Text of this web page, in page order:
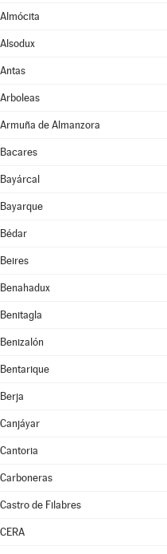
Almócita
Alsodux
Antas
Arboleas
Armuña de Almanzora
Bacares
Bayárcal
Bayarque
Bédar
Beires
Benahadux
Benitagla
Benizalón
Bentarique
Berja
Canjáyar
Cantoria
Carboneras
Castro de Filabres
CERA